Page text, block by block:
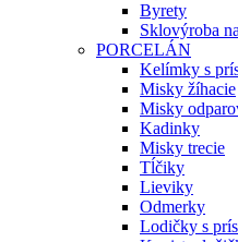
Byrety
Sklovýroba
PORCELÁN
Kelímky s
Misky žíhacie
Misky
Kadinky
Misky trecie
Tĺčiky
Lieviky
Odmerky
Lodičky s